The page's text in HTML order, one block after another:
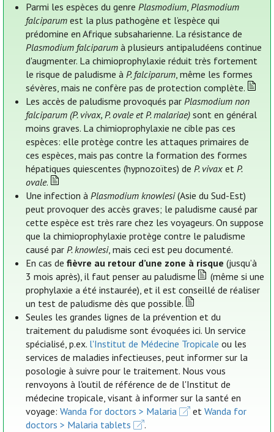
Parmi les espèces du genrePlasmodium,Plasmodium
falciparum est la plus pathogène et l’espèce qui
prédomine en Afrique subsaharienne. La résistance de
Plasmodium falciparum à plusieurs antipaludéens continue
d'augmenter. La chimioprophylaxie réduit très fortement
le risque de paludisme àP. falciparum, même les formes
sévères, mais ne confère pas de protection complète.
Les accès de paludisme provoqués parPlasmodium non
falciparum (P. vivax, P. ovale et P. malariae) sont en général
moins graves. La chimioprophylaxie ne cible pas ces
espèces: elle protège contre les attaques primaires de
ces espèces, mais pas contre la formation des formes
hépatiques quiescentes (hypnozoïtes) deP. vivax etP.
ovale.
Une infection àPlasmodium knowlesi(Asie du Sud-Est)
peut provoquer des accès graves; le paludisme causé par
cette espèce est très rare chez les voyageurs. On suppose
que la chimioprophylaxie protège contre le paludisme
causé parP. knowlesi, mais ceci est peu documenté.
En cas defièvre au retour d’une zone à risque (jusqu’à
3 mois après), il faut penser au paludisme
(même si une
prophylaxie a été instaurée), et il est conseillé de réaliser
un test de paludisme dès que possible.
Seules les grandes lignes de la prévention et du
traitement du paludisme sont évoquées ici. Un service
spécialisé, p.ex. l'Institut de Médecine Tropicale ou les
services de maladies infectieuses, peut informer sur la
posologie à suivre pour le traitement. Nous vous
renvoyons à l'outil de référence de de l'Institut de
médecine tropicale, visant à informer sur la santé en
voyage:Wanda for doctors > Malaria etWanda for
doctors > Malaria tablets
.